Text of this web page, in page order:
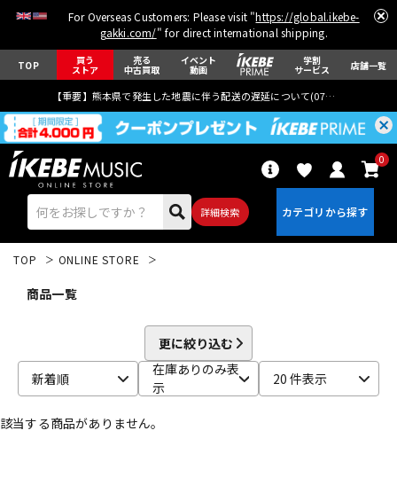
For Overseas Customers: Please visit "https://global.ikebe-
gakki.com/" for direct international shipping.
TOP 買う
ストア
売る
中古買取
イベント
動画
学割
サービス 店舗一覧
【重要】熊本県で発生した地震に伴う配送の遅延について(07月29日
詳細検索
0
エレキギター アコギ/エレアコ
ベース
TOP ONLINE STORE
商品一覧
更に絞り込む
新着順
在庫ありのみ表
示
20 件表示
該当する商品がありません。